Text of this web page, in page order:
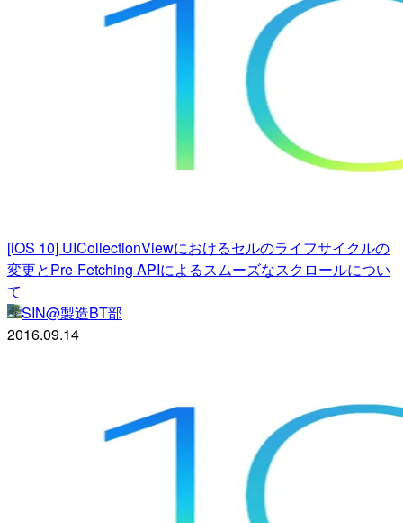
[iOS 10] UICollectionViewにおけるセルのライフサイクルの
変更とPre-Fetching APIによるスムーズなスクロールについ
て
SIN@製造BT部
2016.09.14